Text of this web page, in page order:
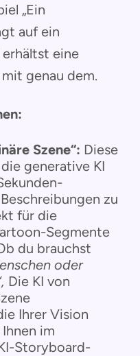
„Ein
auf ein
erhältst eine
genau dem.
Szene“: Diese
generative KI
zu
für die
Segmente
du brauchst
oder
Die KI von
Ihrer Vision
im
Storyboard-